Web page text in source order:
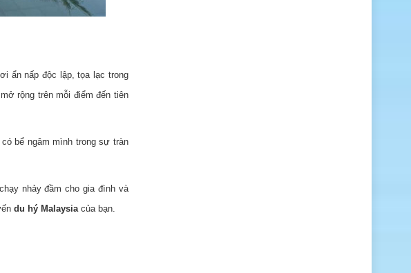
ẩn nấp độc lập, tọa lạc trong
rộng trên mỗi điểm đến tiên
bể ngâm mình trong sự tràn
nhảy đầm cho gia đình và
du hý Malaysia của bạn.